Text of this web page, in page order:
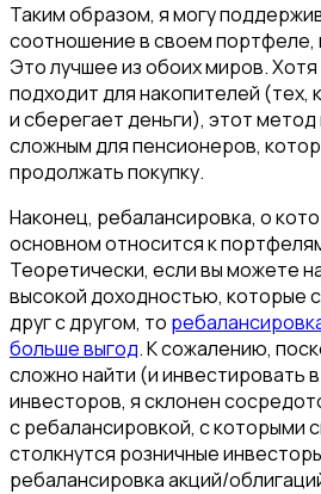
Таким образом, я могу
соотношение в своем портфеле,
Это лучшее из обоих миров.
подходит для накопителей (тех,
и сберегает деньги), этот
сложным для пенсионеров,
продолжать покупку.
Наконец, ребалансировка, о
основном относится к
Теоретически, если вы можете
высокой доходностью, которые
друг с другом, то
больше выгод. К сожалению,
сложно найти (и инвестировать
инвесторов, я склонен
с ребалансировкой, с которыми
столкнутся розничные
ребалансировка акций/